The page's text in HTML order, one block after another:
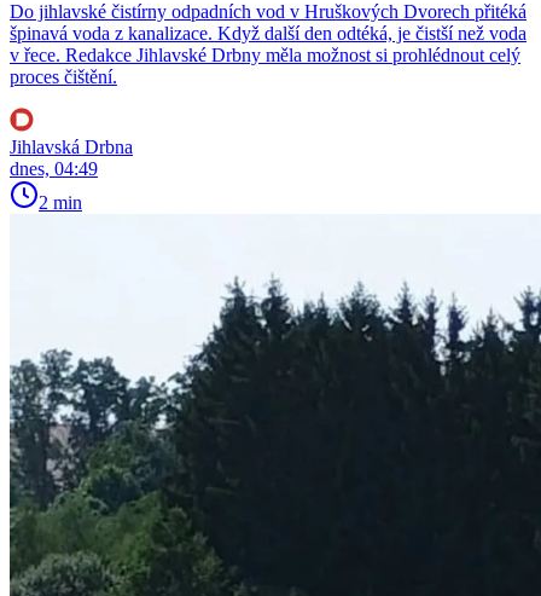
Do jihlavské čistírny odpadních vod v Hruškových Dvorech přitéká
špinavá voda z kanalizace. Když další den odtéká, je čistší než voda
v řece. Redakce Jihlavské Drbny měla možnost si prohlédnout celý
proces čištění.
Jihlavská Drbna
dnes, 04:49
2 min